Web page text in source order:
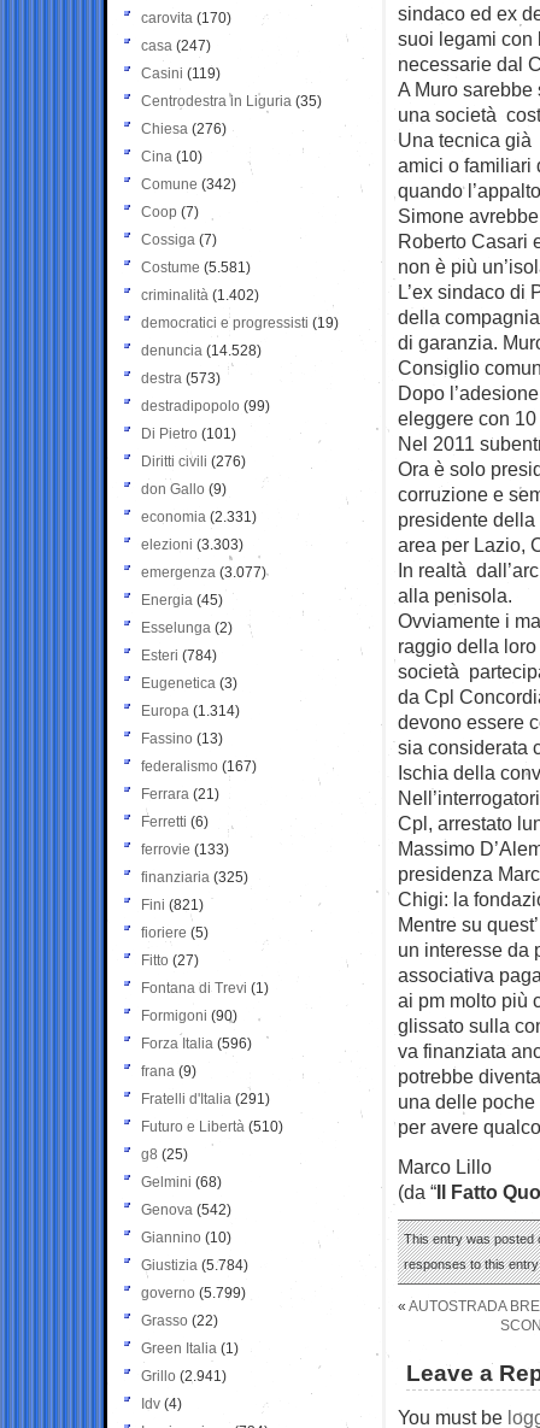
sindaco ed ex
suoi legami con
necessarie dal
A Muro
una società
Una tecnica già
amici o familiari
quando
Simone
Roberto Casari
non è più
L’ex sindaco di
della
di garanzia.
Consiglio
Dopo
eleggere con
Nel 2011
Ora è solo
corruzione e
presidente
area per Lazio,
In realtà
alla penisola.
Ovviamente i
raggio della
società
da Cpl
devono essere
sia considerata
Ischia della
Cpl, arrestato
Massimo
presidenza
Chigi: la
Mentre su
un interesse da
associativa
ai pm molto più
glissato sulla
va finanziata
potrebbe
una delle
per avere
Marco Lillo
(da “Il Fatto
This entry was posted
responses to this
« AUTOSTRADA
Leave a
You must be
carovita (170)
casa (247)
Casini (119)
Centrodestra in Liguria (35)
Chiesa (276)
Cina (10)
Comune (342)
Coop (7)
Cossiga (7)
Costume (5.581)
criminalità (1.402)
democratici e progressisti (19)
denuncia (14.528)
destra (573)
destradipopolo (99)
Di Pietro (101)
Diritti civili (276)
don Gallo (9)
economia (2.331)
elezioni (3.303)
emergenza (3.077)
Energia (45)
Esselunga (2)
Esteri (784)
Eugenetica (3)
Europa (1.314)
Fassino (13)
federalismo (167)
Ferrara (21)
Ferretti (6)
ferrovie (133)
finanziaria (325)
Fini (821)
fioriere (5)
Fitto (27)
Fontana di Trevi (1)
Formigoni (90)
Forza Italia (596)
frana (9)
Fratelli d'Italia (291)
Futuro e Libertà (510)
g8 (25)
Gelmini (68)
Genova (542)
Giannino (10)
Giustizia (5.784)
governo (5.799)
Grasso (22)
Green Italia (1)
Grillo (2.941)
Idv (4)